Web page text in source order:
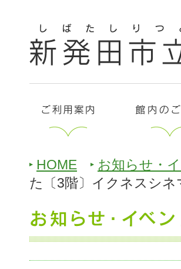
HOME お知らせ・
た〔3階〕イクネスシ